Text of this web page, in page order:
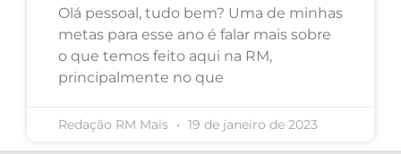
Olá pessoal, tudo bem? Uma de minhas
metas para esse ano é falar mais sobre
o que temos feito aqui na RM,
principalmente no que
Redação RM Mais 19 de janeiro de 2023